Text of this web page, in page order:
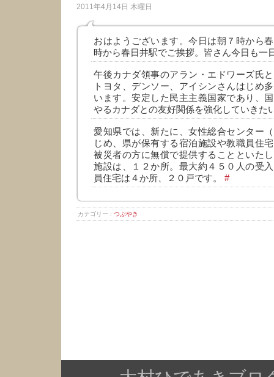
2011年4月14日 木曜日
おはようございます。今日は朝７時から
時から春日井駅でご挨拶。皆さん今日も一
午後カナダ領事のアラン・エドワーズ氏
トヨタ、デンソー、アイシンさんはじめ
います。安定した民主主義国家であり、
やるカナダとの友好関係を強化していきた
愛知県では、新たに、女性総合センター
じめ、県が保有する宿泊施設や教職員住
被災者の方に無償で提供することといた
施設は、１２か所。最大約４５０人の受
員住宅は４か所、２０戸です。 #
カテゴリー : つぶやき